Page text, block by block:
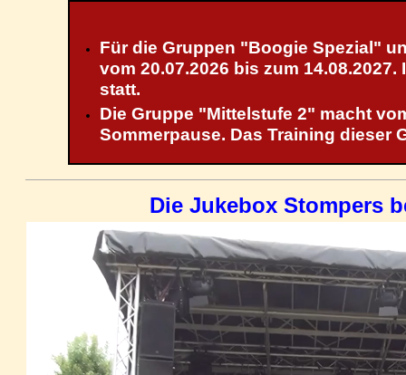
Für die Gruppen "Boogie Spezial"
vom 20.07.2026 bis zum
statt.
Die Gruppe "Mittelstufe 2" macht
Sommerpause. Das Training dieser
Die Jukebox Stompers